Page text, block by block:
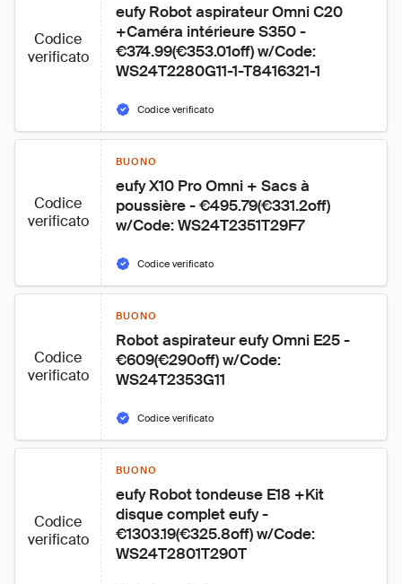
Codice
verificato
eufy Robot aspirateur Omni C20
+Caméra intérieure S350 -
€374.99(€353.01off) w/Code:
WS24T2280G11-1-T8416321-1
Codice verificato
Codice
verificato
BUONO
eufy X10 Pro Omni + Sacs à
poussière - €495.79(€331.2off)
w/Code: WS24T2351T29F7
Codice verificato
Codice
verificato
BUONO
Robot aspirateur eufy Omni E25 -
€609(€290off) w/Code:
WS24T2353G11
Codice verificato
Codice
verificato
BUONO
eufy Robot tondeuse E18 +Kit
disque complet eufy -
€1303.19(€325.8off) w/Code:
WS24T2801T290T